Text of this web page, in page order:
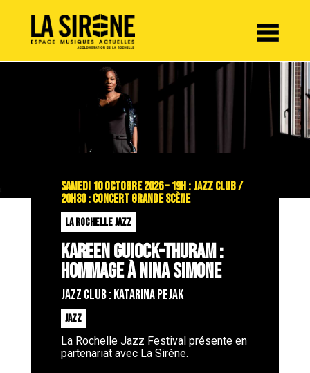
SAMEDI 10 OCTOBRE 2026 – 19H : JAZZ CLUB /
20H30 : CONCERT GRANDE SCÈNE
LA ROCHELLE JAZZ
KAREEN GUIOCK-THURAM :
HOMMAGE À NINA SIMONE
Jazz Club : KATARINA PEJAK
JAZZ
La Rochelle Jazz Festival présente en
partenariat avec La Sirène.